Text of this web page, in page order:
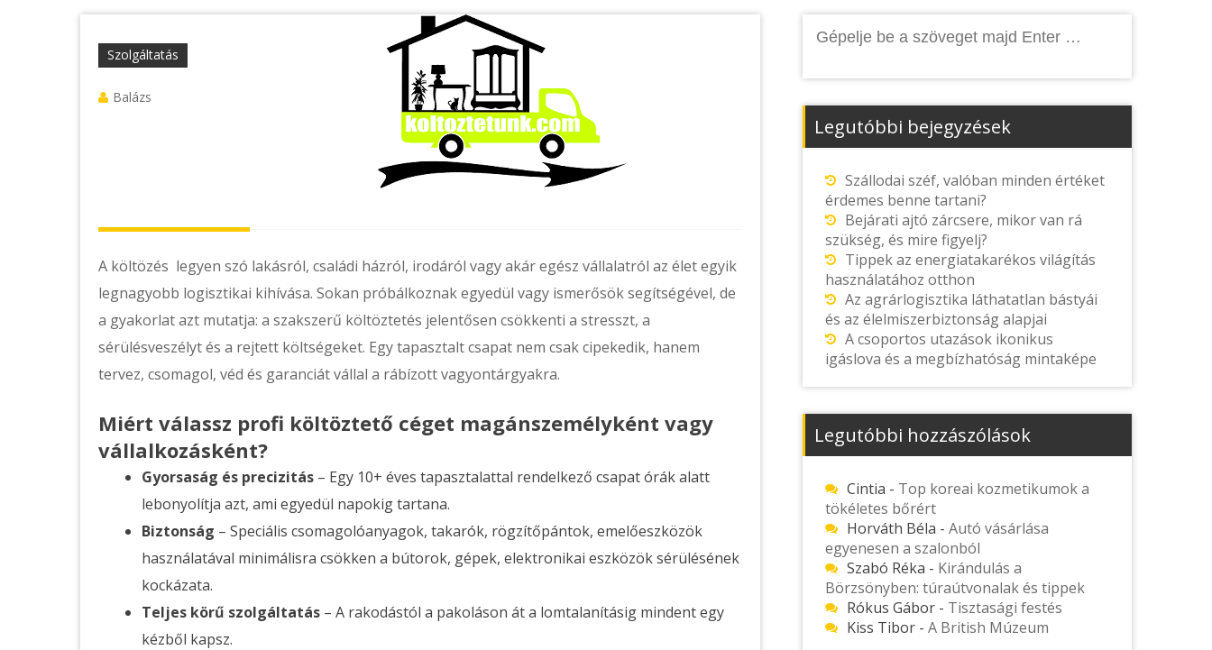
Szolgáltatás
Balázs
A költözés legyen szó lakásról, családi házról, irodáról vagy akár egész vállalatról az élet egyik
legnagyobb logisztikai kihívása. Sokan próbálkoznak egyedül vagy ismerősök segítségével, de
a gyakorlat azt mutatja: a szakszerű költöztetés jelentősen csökkenti a stresszt, a
sérülésveszélyt és a rejtett költségeket. Egy tapasztalt csapat nem csak cipekedik, hanem
tervez, csomagol, véd és garanciát vállal a rábízott vagyontárgyakra.
Miért válassz profi költöztető céget magánszemélyként vagy
vállalkozásként?
Gyorsaság és precizitás – Egy 10+ éves tapasztalattal rendelkező csapat órák alatt
lebonyolítja azt, ami egyedül napokig tartana.
Biztonság – Speciális csomagolóanyagok, takarók, rögzítőpántok, emelőeszközök
használatával minimálisra csökken a bútorok, gépek, elektronikai eszközök sérülésének
kockázata.
Teljes körű szolgáltatás – A rakodástól a pakoláson át a lomtalanításig mindent egy
kézből kapsz.
Legutóbbi bejegyzések
Szállodai széf, valóban minden értéket
érdemes benne tartani?
Bejárati ajtó zárcsere, mikor van rá
szükség, és mire figyelj?
Tippek az energiatakarékos világítás
használatához otthon
Az agrárlogisztika láthatatlan bástyái
és az élelmiszerbiztonság alapjai
A csoportos utazások ikonikus
igáslova és a megbízhatóság mintaképe
Legutóbbi hozzászólások
Cintia - Top koreai kozmetikumok a
tökéletes bőrért
Horváth Béla - Autó vásárlása
egyenesen a szalonból
Szabó Réka - Kirándulás a
Börzsönyben: túraútvonalak és tippek
Rókus Gábor- Tisztasági festés
Kiss Tibor- A British Múzeum